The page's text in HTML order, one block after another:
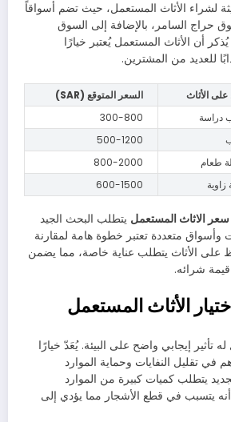
لشراء الأثاث المستعمل، حيث تضم أسواقاً
السامر، بالإضافة إلى السوق
أن الأثاث المستعمل يُعتبر خيارًا
للعديد من المشترين.
على الأثاث
السعر المتوقع (SAR)
دراسة
300-800
500-1200
طعام
800-2000
زاوية 600-1500
الاثاث المستعمل يتطلب البحث الجيد
وأسواق متعددة تعتبر خطوة هامة لمقارنة
على الأثاث يتطلب عناية خاصة، مما يضمن
شرائه.
الأثاث المستعمل
تأثير إيجابي واضح على البيئة. يُعَدّ خيارًا
في تقليل النفايات وحماية الموارد
يتطلب كميات كبيرة من الموارد
أنه يتسبب في قطع الأشجار مما يؤدي إلى